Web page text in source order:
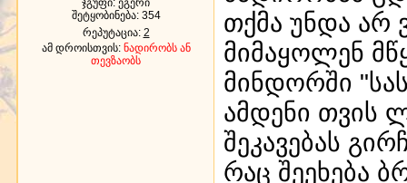
ჯგუფი: ეგერი
შეტყობინება: 354
რეპუტაცია: 2
ამ დროისთვის: ნადირობს ან
თევზაობს
თქმა უნდა არ
მიმაყოლენ
მინდორში
ამდენი თვის
შეკავებას
რაც შეეხება